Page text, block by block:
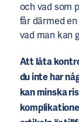
och vad som
får därmed
vad man kan
Att låta
du inte har
kan minska